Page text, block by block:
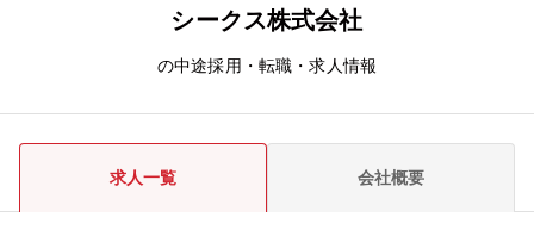
シークス株式会社
の中途採用・転職・求人情報
求人一覧 会社概要